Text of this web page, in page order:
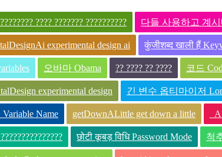
???? ??????? ?????????? 다들 사용하고 계시
experimental design ai कुंजीशब्द खाली हैं
오바마 Obama ?? ???? ?? ???? 코드
experimental design 긴 변수 옵티마이저
Name getDownALittle get down a little
छोटी कूबड़ विधि Password Mode 척